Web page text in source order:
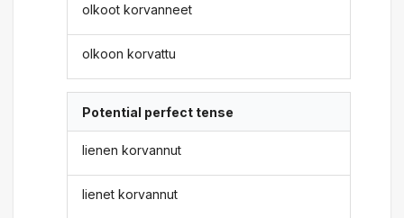
olkoot korvanneet
olkoon korvattu
Potential perfect tense
lienen korvannut
lienet korvannut